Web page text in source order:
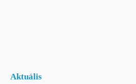
Aktuális